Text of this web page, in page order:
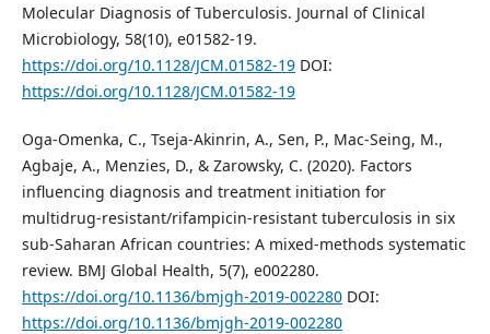
Molecular Diagnosis of Tuberculosis. Journal of Clinical
Microbiology, 58(10), e01582-19.
https://doi.org/10.1128/JCM.01582-19DOI:
https://doi.org/10.1128/JCM.01582-19
Oga-Omenka, C., Tseja-Akinrin, A., Sen, P., Mac-Seing, M.,
Agbaje, A., Menzies, D., & Zarowsky, C. (2020). Factors
influencing diagnosis and treatment initiation for
multidrug-resistant/rifampicin-resistant tuberculosis in six
sub-Saharan African countries: A mixed-methods systematic
review. BMJ Global Health, 5(7), e002280.
https://doi.org/10.1136/bmjgh-2019-002280DOI:
https://doi.org/10.1136/bmjgh-2019-002280